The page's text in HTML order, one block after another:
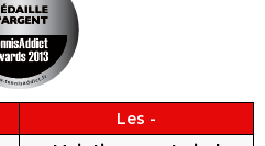
Les -